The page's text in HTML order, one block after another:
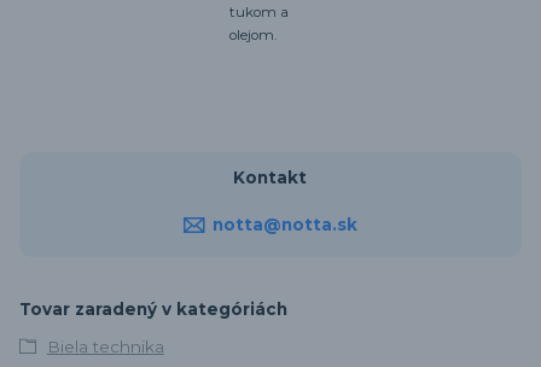
tukom a
olejom.
Kontakt
notta@notta.sk
Tovar zaradený v kategóriách
Biela technika